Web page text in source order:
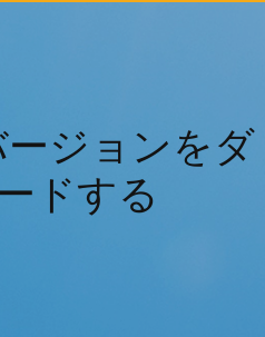
ジョンをダ
ドする